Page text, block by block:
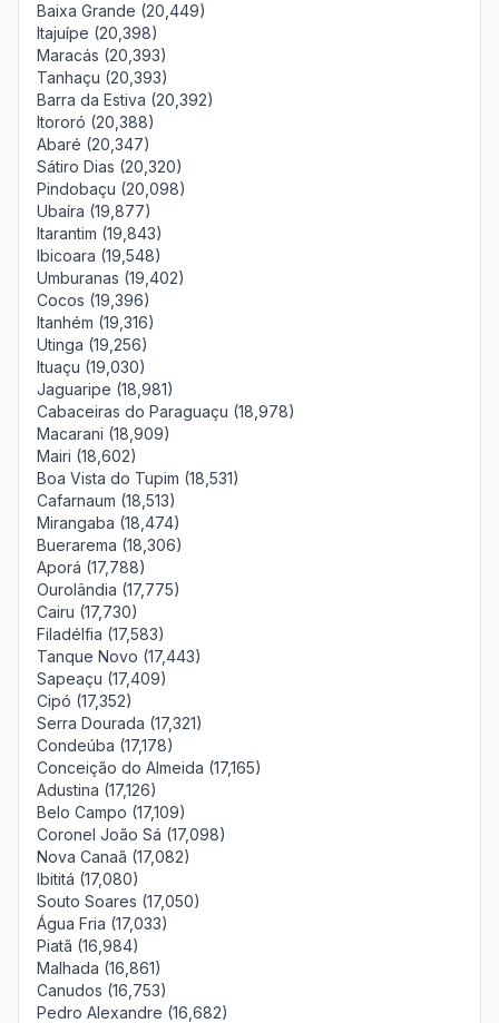
Baixa Grande (20,449)
Itajuípe (20,398)
Maracás (20,393)
Tanhaçu (20,393)
Barra da Estiva (20,392)
Itororó (20,388)
Abaré (20,347)
Sátiro Dias (20,320)
Pindobaçu (20,098)
Ubaíra (19,877)
Itarantim (19,843)
Ibicoara (19,548)
Umburanas (19,402)
Cocos (19,396)
Itanhém (19,316)
Utinga (19,256)
Ituaçu (19,030)
Jaguaripe (18,981)
Cabaceiras do Paraguaçu (18,978)
Macarani (18,909)
Mairi (18,602)
Boa Vista do Tupim (18,531)
Cafarnaum (18,513)
Mirangaba (18,474)
Buerarema (18,306)
Aporá (17,788)
Ourolândia (17,775)
Cairu (17,730)
Filadélfia (17,583)
Tanque Novo (17,443)
Sapeaçu (17,409)
Cipó (17,352)
Serra Dourada (17,321)
Condeúba (17,178)
Conceição do Almeida (17,165)
Adustina (17,126)
Belo Campo (17,109)
Coronel João Sá (17,098)
Nova Canaã (17,082)
Ibititá (17,080)
Souto Soares (17,050)
Água Fria (17,033)
Piatã (16,984)
Malhada (16,861)
Canudos (16,753)
Pedro Alexandre (16,682)